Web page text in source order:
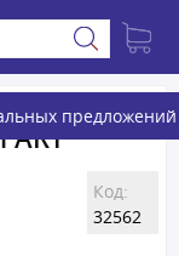
предложений
Код:
32562